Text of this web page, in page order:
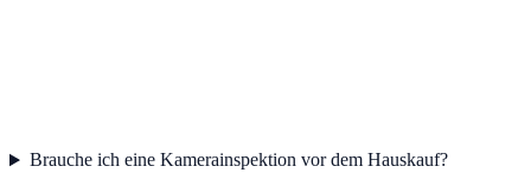
Brauche ich eine Kamerainspektion vor dem Hauskauf?